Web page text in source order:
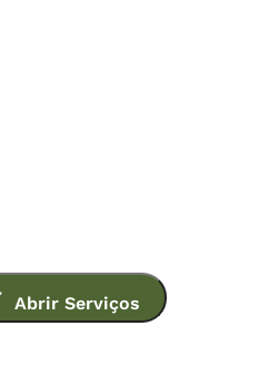
Abrir Serviços